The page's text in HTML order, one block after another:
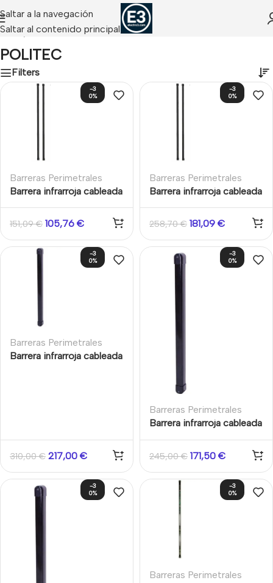
Saltar a la navegación
Saltar al contenido principal
Inicio/ POLITEC
POLITEC
Filters
-3
0%
Barreras Perimetrales
Barrera infrarroja cableada
de 2 pares de haces
altura 50cm
151,09€ 105,76 €
-3
0%
Barreras Perimetrales
Barrera infrarroja cableada
de 4 pares de haces
altura 100cm
258,70€ 181,09 €
-3
0%
Barreras Perimetrales
Barrera infrarroja cableada
310,00€ 217,00 €
-3
0%
Barreras Perimetrales
Barrera infrarroja cableada
exterior altura 150cm
245,00€ 171,50 €
-3
0%
-3
0%
Barreras Perimetrales